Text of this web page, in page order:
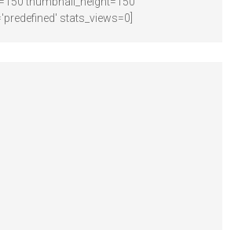
stats_views=0]